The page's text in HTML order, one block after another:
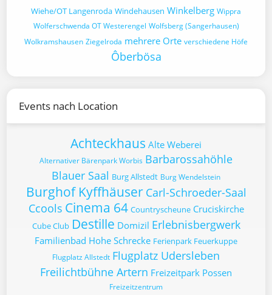
Wiehe/OT Langenroda Windehausen Winkelberg Wippra
Wolferschwenda OT Westerengel Wolfsberg (Sangerhausen)
Wolkramshausen Ziegelroda mehrere Orte verschiedene Höfe
Ôberbösa
Events nach Location
Achteckhaus Alte Weberei
Alternativer Bärenpark Worbis Barbarossahöhle
Blauer Saal Burg Allstedt Burg Wendelstein
Burghof Kyffhäuser Carl-Schroeder-Saal
Ccools Cinema 64 Countryscheune Cruciskirche
Cube Club Destille Domizil Erlebnisbergwerk
Familienbad Hohe Schrecke Ferienpark Feuerkuppe
Flugplatz Allstedt Flugplatz Udersleben
Freilichtbühne Artern Freizeitpark Possen
Freizeitzentrum